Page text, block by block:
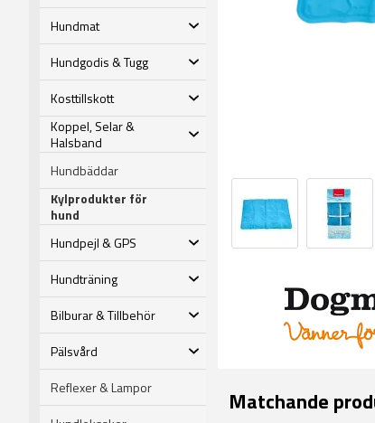
Hundmat
Hundgodis & Tugg
Kosttillskott
Koppel, Selar &
Halsband
Hundbäddar
Kylprodukter för
hund
Hundpejl & GPS
Hundträning
Bilburar & Tillbehör
Pälsvård
Reflexer & Lampor
Matchande